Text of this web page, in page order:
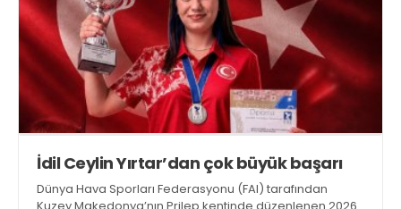
İdil Ceylin Yırtar’dan çok büyük başarı
Dünya Hava Sporları Federasyonu (FAI) tarafından
Kuzey Makedonya’nın Prilep kentinde düzenlenen 2026